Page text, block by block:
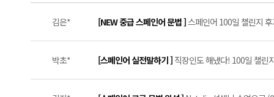
김은* [NEW 중급 스페인어 문법 ]스페인어 100일 챌린지
박초* [스페인어 실전말하기 ] 직장인도 해냈다! 100일 챌린